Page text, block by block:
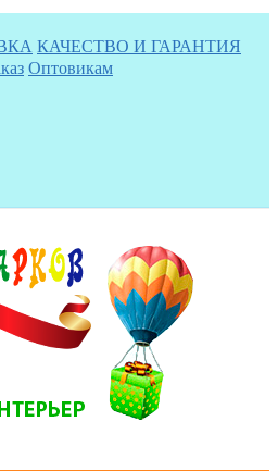
КАЧЕСТВО И ГАРАНТИЯ
Оптовикам